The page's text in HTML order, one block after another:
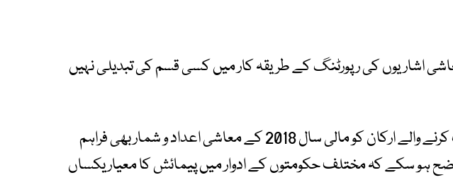
اشاریوں کی رپورٹنگ کے طریقہ کار میں کسی قسم کی تبدیلی نہیں
ان کے مطابق اعتراضات کرنے والے ارکان کو مالی سال 2018 کے معاشی اعداد و شمار بھی فراہم
ہو سکے کہ مختلف حکومتوں کے ادوار میں پیمائش کا معیار یکساں